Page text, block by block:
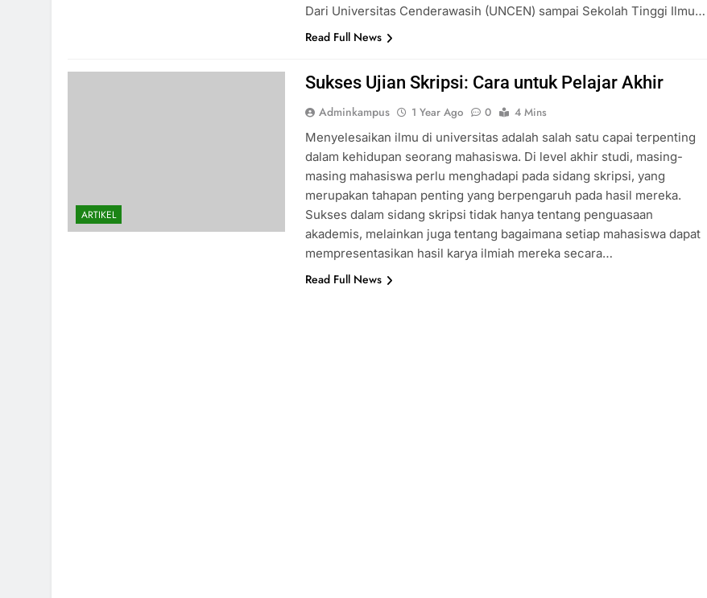
Dari Universitas Cenderawasih (UNCEN) sampai Sekolah Tinggi Ilmu…
Read Full News
ARTIKEL
Sukses Ujian Skripsi: Cara untuk Pelajar Akhir
Adminkampus 1 Year Ago 0
4 Mins
Menyelesaikan ilmu di universitas adalah salah satu capai terpenting
dalam kehidupan seorang mahasiswa. Di level akhir studi, masing-
masing mahasiswa perlu menghadapi pada sidang skripsi, yang
merupakan tahapan penting yang berpengaruh pada hasil mereka.
Sukses dalam sidang skripsi tidak hanya tentang penguasaan
akademis, melainkan juga tentang bagaimana setiap mahasiswa dapat
mempresentasikan hasil karya ilmiah mereka secara…
Read Full News